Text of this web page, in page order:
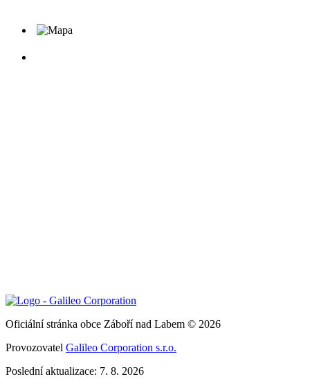
Oficiální stránka obce Záboří nad Labem © 2026
Provozovatel Galileo Corporation s.r.o.
Poslední aktualizace: 7. 8. 2026